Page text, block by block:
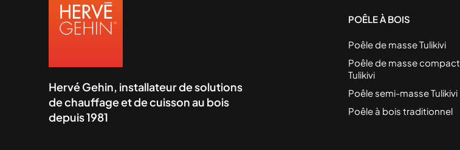
Hervé Gehin, installateur de solutions
de chauffage et de cuisson au bois
depuis 1981
POÊLE À BOIS
Poêle de masse Tulikivi
Poêle de masse compact
Tulikivi
Poêle semi-masse Tulikivi
Poêle à bois traditionnel